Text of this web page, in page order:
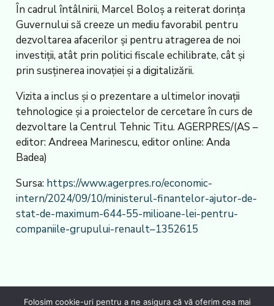
În cadrul întâlnirii, Marcel Boloş a reiterat dorinţa
Guvernului să creeze un mediu favorabil pentru
dezvoltarea afacerilor şi pentru atragerea de noi
investiţii, atât prin politici fiscale echilibrate, cât şi
prin susţinerea inovaţiei şi a digitalizării.
Vizita a inclus şi o prezentare a ultimelor inovaţii
tehnologice şi a proiectelor de cercetare în curs de
dezvoltare la Centrul Tehnic Titu. AGERPRES/(AS –
editor: Andreea Marinescu, editor online: Anda
Badea)
Sursa: https://www.agerpres.ro/economic-
intern/2024/09/10/ministerul-finantelor-ajutor-de-
stat-de-maximum-644-55-milioane-lei-pentru-
companiile-grupului-renault–1352615
Folosim cookie-uri pentru a ne asigura că vă oferim cea mai